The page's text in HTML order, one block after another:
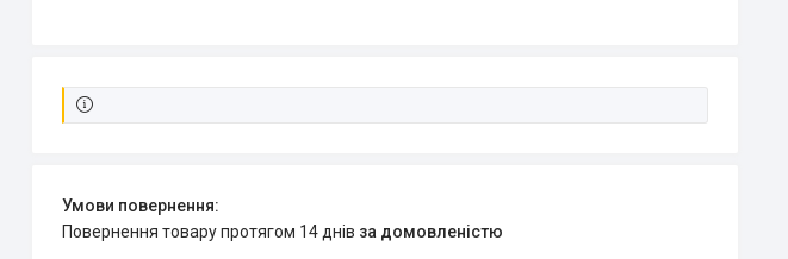
повернення товару протягом 14 днів за домовленістю